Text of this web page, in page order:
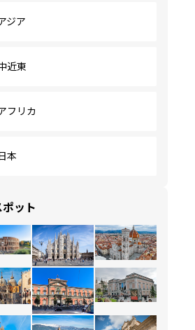
ジア
近東
フリカ
日本
ット